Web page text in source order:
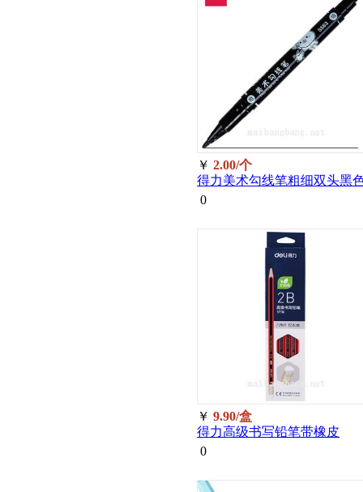
￥ 2.00/个
得力美术勾线笔粗细双头黑
S563
0
￥ 9.90/盒
得力高级书写铅笔带橡皮
2B*12支S936
0